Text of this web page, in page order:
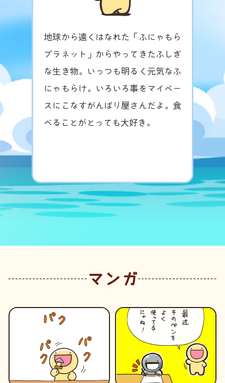
地球から遠くはなれた「ふにゃもら
プラネット」からやってきたふしぎ
な生き物。いっつも明るく元気なふ
にゃもらけ。いろいろ事をマイペー
スにこなすがんばり屋さんだよ。食
べることがとっても大好き。
な
で
し
マンガ